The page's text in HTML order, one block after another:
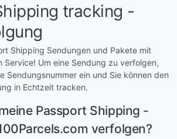
tracking -
Shipping Sendungen und Pakete mit
Service! Um eine Sendung zu verfolgen,
Sendungsnummer ein und Sie können den
in Echtzeit tracken.
Passport Shipping -
verfolgen?